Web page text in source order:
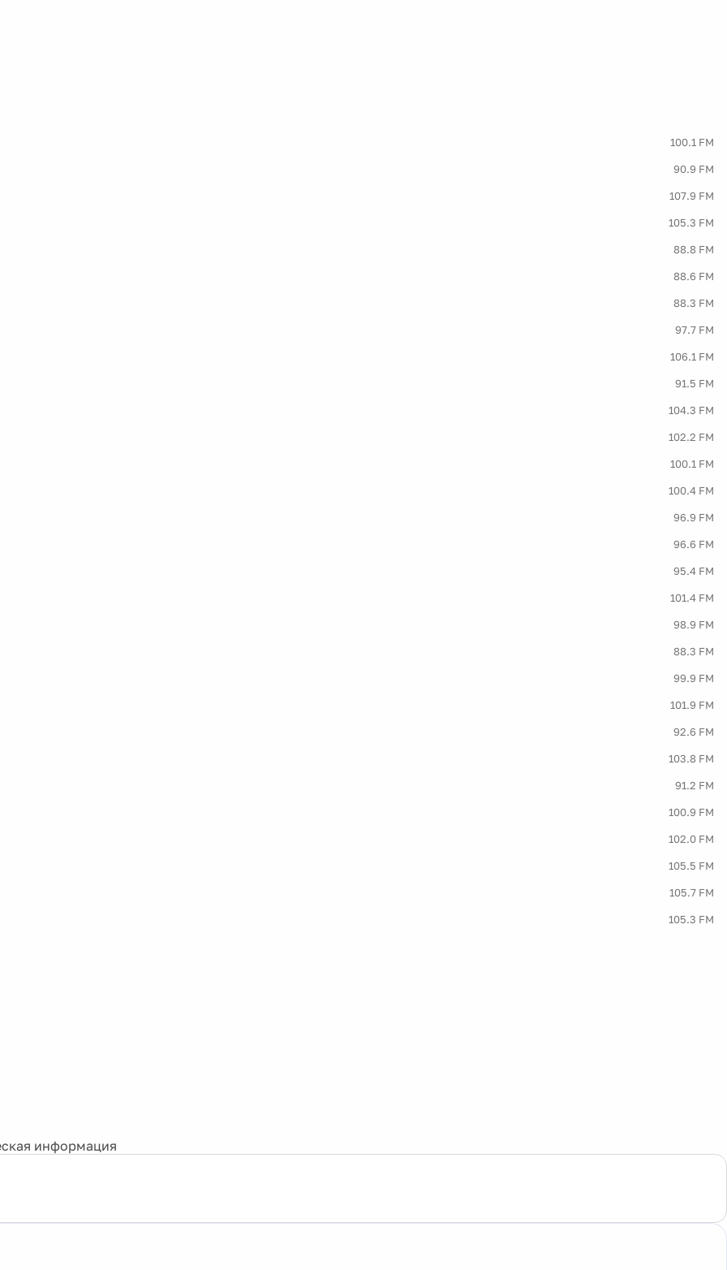
100.1 FM
90.9 FM
107.9 FM
105.3 FM
88.8 FM
88.6 FM
88.3 FM
97.7 FM
106.1 FM
91.5 FM
104.3 FM
102.2 FM
100.1 FM
100.4 FM
96.9 FM
96.6 FM
95.4 FM
101.4 FM
98.9 FM
88.3 FM
99.9 FM
101.9 FM
92.6 FM
103.8 FM
91.2 FM
100.9 FM
102.0 FM
105.5 FM
105.7 FM
105.3 FM
информация